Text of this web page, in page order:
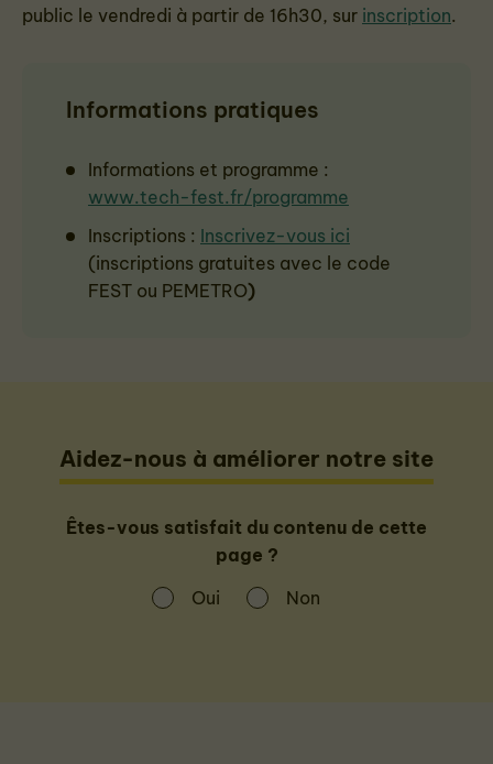
public le vendredi à partir de 16h30, sur inscription.
Informations pratiques
Informations et programme :
www.tech-fest.fr/programme
Inscriptions : Inscrivez-vous ici
(inscriptions gratuites avec le code
FEST ou PEMETRO)
Aidez-nous à améliorer notre site
Êtes-vous satisfait du contenu de cette
page ?
Oui
Non